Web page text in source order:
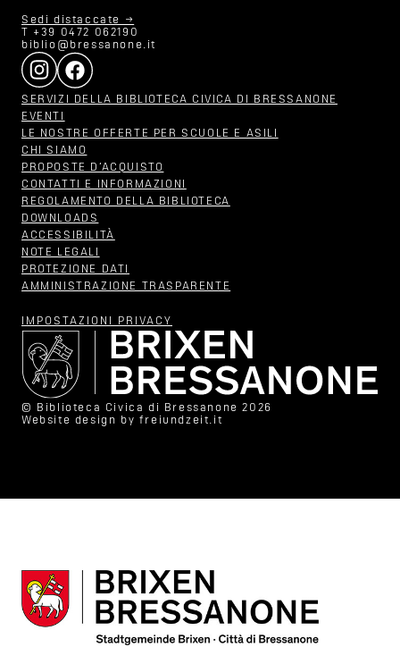
Sedi distaccate →
T +39 0472 062190
biblio@bressanone.it
SERVIZI DELLA BIBLIOTECA CIVICA DI BRESSANONE
EVENTI
LE NOSTRE OFFERTE PER SCUOLE E ASILI
CHI SIAMO
PROPOSTE D‘ACQUISTO
CONTATTI E INFORMAZIONI
REGOLAMENTO DELLA BIBLIOTECA
DOWNLOADS
ACCESSIBILITÀ
NOTE LEGALI
PROTEZIONE DATI
AMMINISTRAZIONE TRASPARENTE
IMPOSTAZIONI PRIVACY
© Biblioteca Civica di Bressanone 2026
Website design by freiundzeit.it